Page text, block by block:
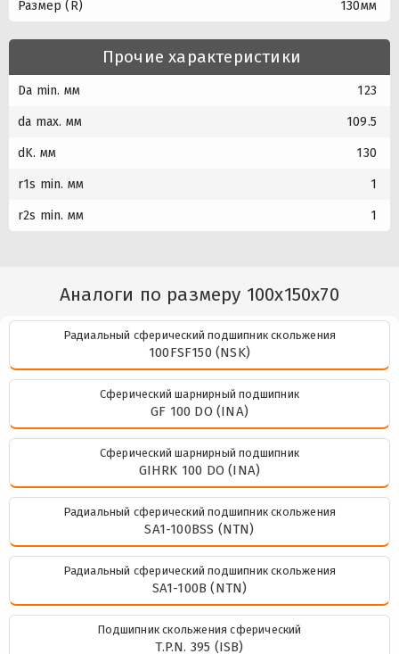
Размер (R) 130мм
Прочие характеристики
Da min. мм 123
da max. мм 109.5
dK. мм 130
r1s min. мм 1
r2s min. мм 1
Аналоги по размеру 100x150x70
Радиальный сферический подшипник скольжения
100FSF150 (NSK)
Сферический шарнирный подшипник
GF 100 DO (INA)
Сферический шарнирный подшипник
GIHRK 100 DO (INA)
Радиальный сферический подшипник скольжения
SA1-100BSS (NTN)
Радиальный сферический подшипник скольжения
SA1-100B (NTN)
Подшипник скольжения сферический
T.P.N. 395 (ISB)